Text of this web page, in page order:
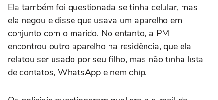
Ela também foi questionada se tinha celular, mas
ela negou e disse que usava um aparelho em
conjunto com o marido. No entanto, a PM
encontrou outro aparelho na residência, que ela
relatou ser usado por seu filho, mas não tinha lista
de contatos, WhatsApp e nem chip.